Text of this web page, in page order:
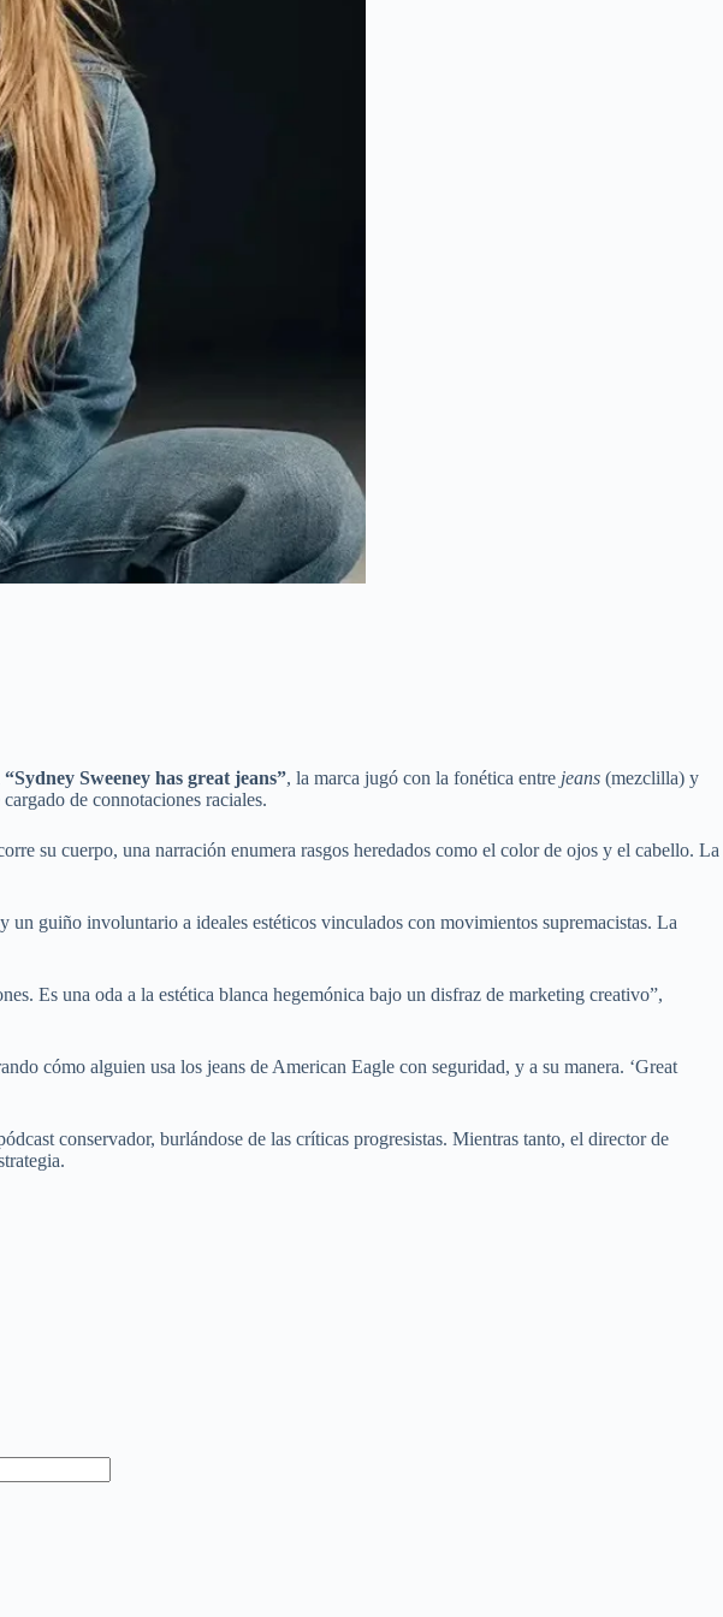
“Sydney Sweeney has great jeans”, la marca jugó con la fonética entre jeans (mezclilla) y
de connotaciones raciales.
su cuerpo, una narración enumera rasgos heredados como el color de ojos y el cabello. La
guiño involuntario a ideales estéticos vinculados con movimientos supremacistas. La
Es una oda a la estética blanca hegemónica bajo un disfraz de marketing creativo”,
cómo alguien usa los jeans de American Eagle con seguridad, y a su manera. ‘Great
conservador, burlándose de las críticas progresistas. Mientras tanto, el director de